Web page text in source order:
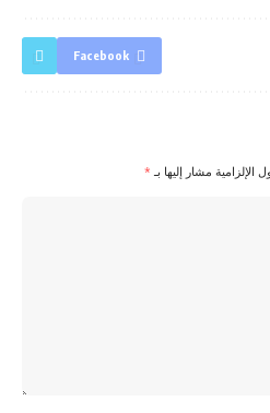
Facebook
الإلزامية مشار إليها بـ *